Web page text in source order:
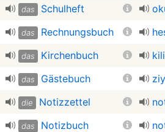
das Schulheft
das Rechnungsbuch
das Kirchenbuch
das Gästebuch
die Notizzettel
das Notizbuch